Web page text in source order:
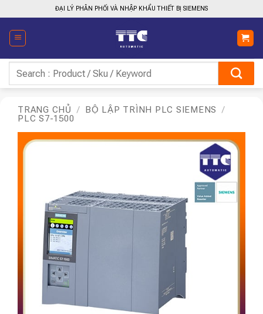
qua
nội
dung
ĐẠI LÝ PHÂN PHỐI VÀ NHẬP KHẨU THIẾT BỊ SIEMENS
kiếm:
TRANG CHỦ / BỘ LẬP TRÌNH PLC SIEMENS
/
PLC S7-1500